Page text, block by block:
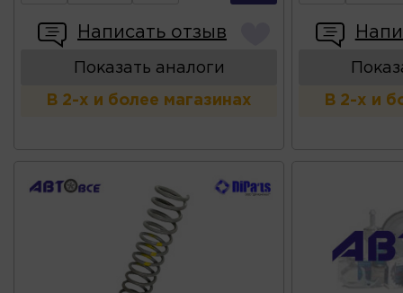
Написать отзыв
Показать аналоги
В 2-х и более магазинах В 2-х и